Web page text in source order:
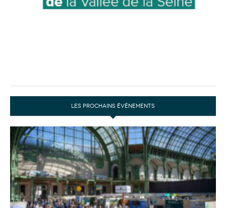
LES PROCHAINS ÉVÉNEMENTS